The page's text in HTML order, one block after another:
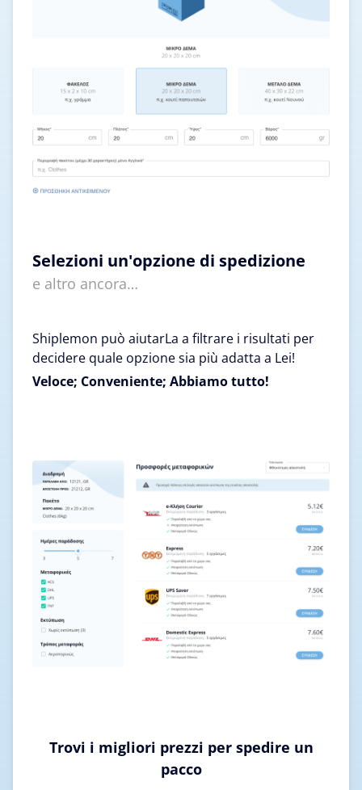
Selezioni un'opzione di spedizione
e altro ancora…
Shiplemon può aiutarLa a filtrare i risultati per
decidere quale opzione sia più adatta a Lei!
Veloce; Conveniente; Abbiamo tutto!
Trovi i migliori prezzi per spedire un
pacco